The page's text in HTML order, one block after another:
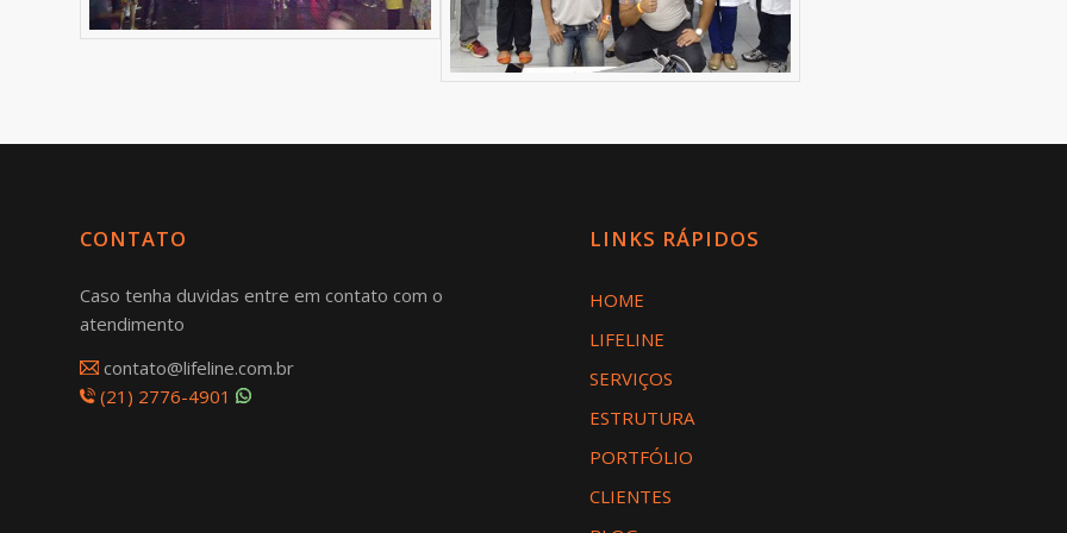
CONTATO
Caso tenha duvidas entre em contato com o
atendimento
contato@lifeline.com.br
(21) 2776-4901
LINKS RÁPIDOS
HOME
LIFELINE
SERVIÇOS
ESTRUTURA
PORTFÓLIO
CLIENTES